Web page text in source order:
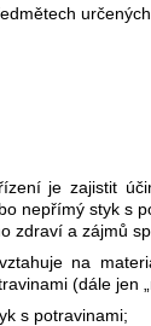
je zajistit
nepřímý styk s
zdraví a zájmů
na
(dále jen
s potravinami;